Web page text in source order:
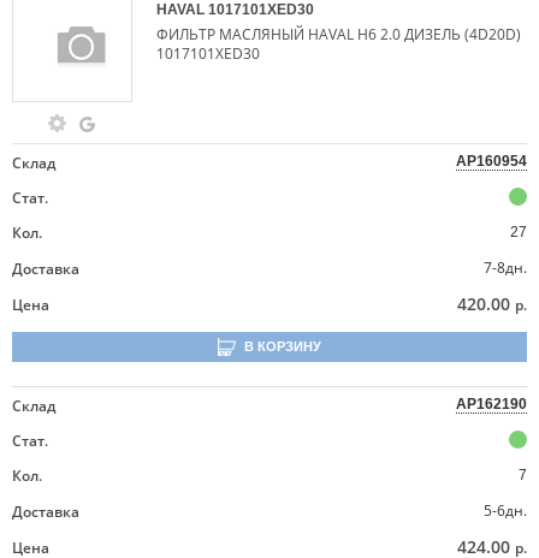
HAVAL 1017101XED30
ФИЛЬТР МАСЛЯНЫЙ HAVAL H6 2.0 ДИЗЕЛЬ (4D20D)
1017101XED30
Склад AP160954
Стат.
Кол.
27
Доставка
7-8дн.
Цена
420.00 р.
В КОРЗИНУ
Склад AP162190
Стат.
Кол.
7
Доставка
5-6дн.
Цена
424.00 р.